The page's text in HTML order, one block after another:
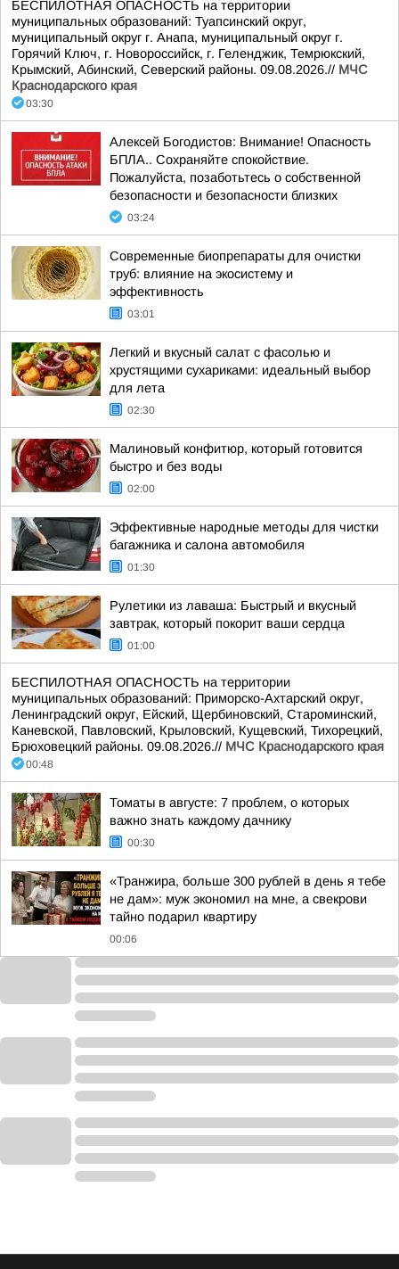
БЕСПИЛОТНАЯ ОПАСНОСТЬ на территории
муниципальных образований: Туапсинский округ,
муниципальный округ г. Анапа, муниципальный округ г.
Горячий Ключ, г. Новороссийск, г. Геленджик, Темрюкский,
Крымский, Абинский, Северский районы. 09.08.2026.// МЧС
Краснодарского края
03:30
Алексей Богодистов: Внимание! Опасность
БПЛА.. Сохраняйте спокойствие.
Пожалуйста, позаботьтесь о собственной
безопасности и безопасности близких
03:24
Современные биопрепараты для очистки
труб: влияние на экосистему и
эффективность
03:01
Легкий и вкусный салат с фасолью и
хрустящими сухариками: идеальный выбор
для лета
02:30
Малиновый конфитюр, который готовится
быстро и без воды
02:00
Эффективные народные методы для чистки
багажника и салона автомобиля
01:30
Рулетики из лаваша: Быстрый и вкусный
завтрак, который покорит ваши сердца
01:00
БЕСПИЛОТНАЯ ОПАСНОСТЬ на территории
муниципальных образований: Приморско-Ахтарский округ,
Ленинградский округ, Ейский, Щербиновский, Староминский,
Каневской, Павловский, Крыловский, Кущевский, Тихорецкий,
Брюховецкий районы. 09.08.2026.// МЧС Краснодарского края
00:48
Томаты в августе: 7 проблем, о которых
важно знать каждому дачнику
00:30
«Транжира, больше 300 рублей в день я тебе
не дам»: муж экономил на мне, а свекрови
тайно подарил квартиру
00:06